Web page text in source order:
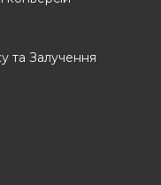
та Залучення